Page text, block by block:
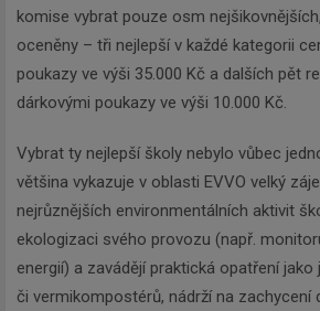
komise vybrat pouze osm
oceněny – tři nejlepší v každé kategorii
poukazy ve výši 35.000 Kč a dalších pět
dárkovými poukazy ve výši 10.000 Kč.
Vybrat ty nejlepší školy nebylo vůbec
většina vykazuje v oblasti EVVO velký
nejrůznějších environmentálních aktivit
ekologizaci svého provozu (např.
energií) a zavádějí praktická opatření
či vermikompostérů, nádrží na zachycení